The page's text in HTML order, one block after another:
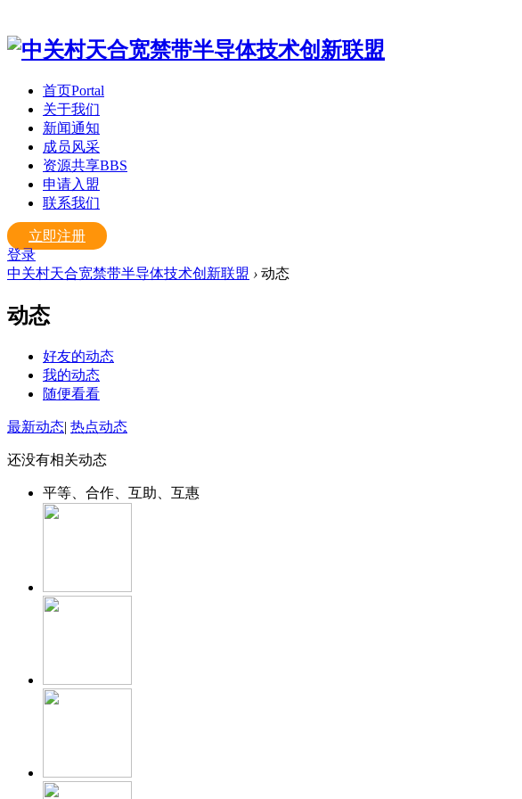
首页Portal
关于我们
新闻通知
成员风采
资源共享BBS
申请入盟
联系我们
立即注册
登录
中关村天合宽禁带半导体技术创新联盟 › 动态
动态
好友的动态
我的动态
随便看看
最新动态| 热点动态
还没有相关动态
平等、合作、互助、互惠